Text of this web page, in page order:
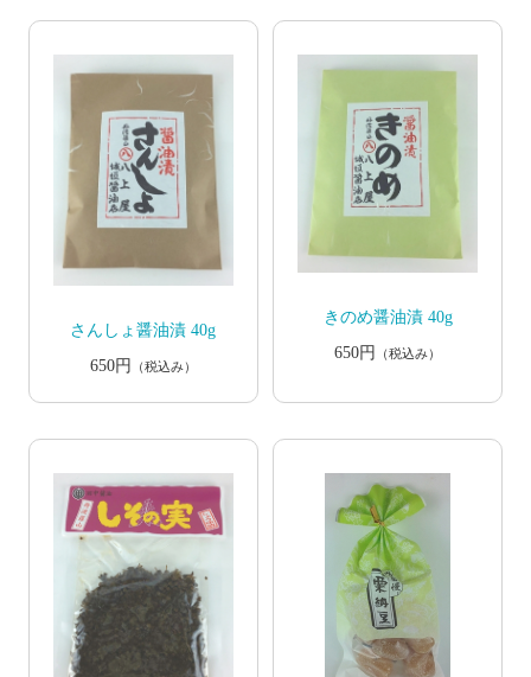
さんしょ醤油漬 40g
650円
（税込み）
きのめ醤油漬 40g
650円
（税込み）